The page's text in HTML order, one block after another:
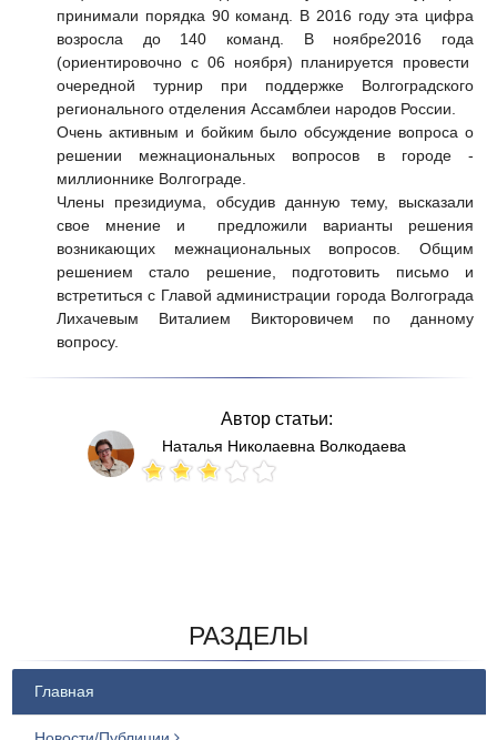
принимали порядка 90 команд. В 2016 году эта цифра
возросла до 140 команд. В ноябре2016 года
(ориентировочно с 06 ноября) планируется провести
очередной турнир при поддержке Волгоградского
регионального отделения Ассамблеи народов России.
Очень активным и бойким было обсуждение вопроса о
решении межнациональных вопросов в городе -
миллионнике Волгограде.
Члены президиума, обсудив данную тему, высказали
свое мнение и предложили варианты решения
возникающих межнациональных вопросов. Общим
решением стало решение, подготовить письмо и
встретиться с Главой администрации города Волгограда
Лихачевым Виталием Викторовичем по данному
вопросу.
Автор статьи:
Наталья Николаевна Волкодаева
РАЗДЕЛЫ
Главная